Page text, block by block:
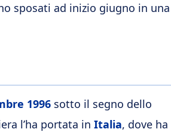
sposati ad inizio giugno in una
1996 sotto il segno dello
l’ha portata in Italia, dove ha